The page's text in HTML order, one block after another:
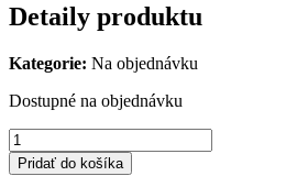
Detaily produktu
Kategorie: Na objednávku
Dostupné na objednávku
množstvo
SADDLE,
RIGHT
Pridať do košíka